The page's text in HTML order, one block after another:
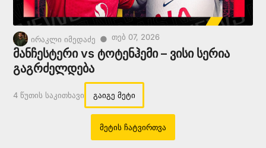
ირაკლი იმედაძე ● Თებ 07, 2026
მანჩესტერი vs ტოტენჰემი – ვისი სერია
გაგრძელდება
4 Წუთის Საკითხავი გაიგე მეტი
Მეტის Ჩატვირთვა